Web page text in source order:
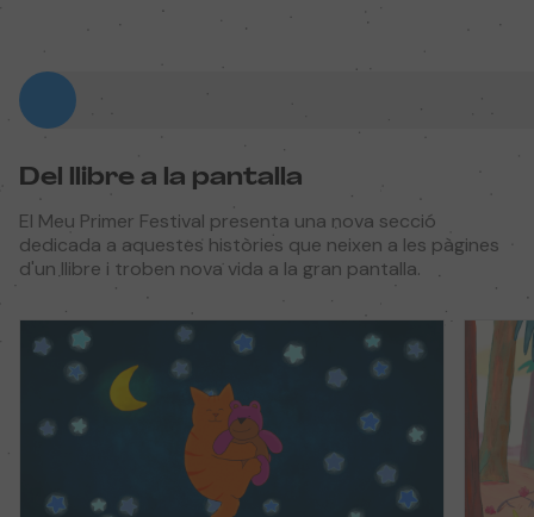
Del llibre a la pantalla
El Meu Primer Festival presenta una nova secció
dedicada a aquestes històries que neixen a les pàgines
d'un llibre i troben nova vida a la gran pantalla.